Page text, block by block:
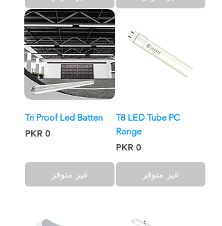
T8 LED Tube PC
Range
السعر
غير متوفر
Tri Proof Led Batten
السعر
غير متوفر